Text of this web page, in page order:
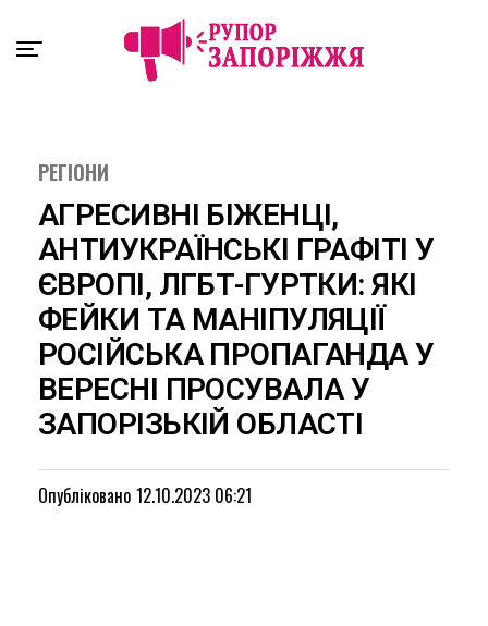
РЕГІОНИ
АГРЕСИВНІ БІЖЕНЦІ,
АНТИУКРАЇНСЬКІ ГРАФІТІ У
ЄВРОПІ, ЛГБТ-ГУРТКИ: ЯКІ
ФЕЙКИ ТА МАНІПУЛЯЦІЇ
РОСІЙСЬКА ПРОПАГАНДА У
ВЕРЕСНІ ПРОСУВАЛА У
ЗАПОРІЗЬКІЙ ОБЛАСТІ
Опубліковано 12.10.2023 06:21
Exit mobile version